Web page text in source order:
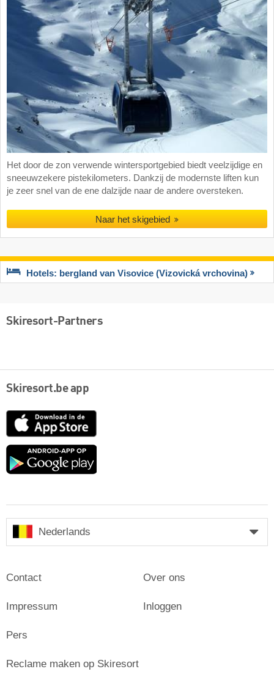
Het door de zon verwende wintersportgebied biedt veelzijdige en
sneeuwzekere pistekilometers. Dankzij de modernste liften kun
je zeer snel van de ene dalzijde naar de andere oversteken.
Naar het skigebied
Hotels: bergland van Visovice (Vizovická vrchovina)
Skiresort-Partners
Skiresort.be app
App
Google
Nederlands
Contact
Impressum
Pers
Over ons
Inloggen
Reclame maken op Skiresort